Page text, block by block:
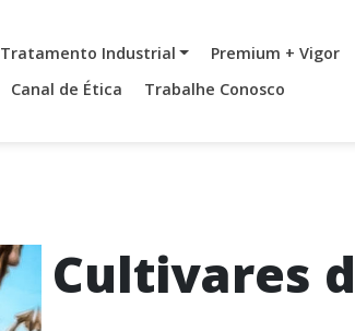
Tratamento Industrial Premium + Vigor
Canal de Ética
Trabalhe Conosco
Cultivares